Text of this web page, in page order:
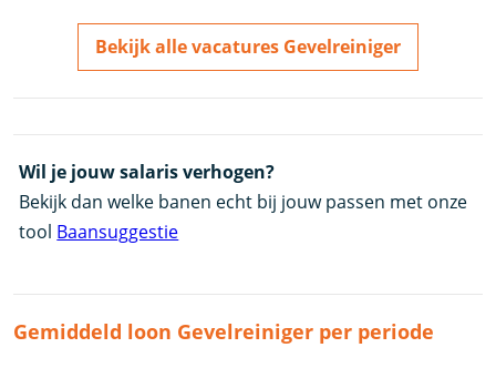
Bekijk alle vacatures Gevelreiniger
Wil je jouw salaris verhogen?
Bekijk dan welke banen echt bij jouw passen met onze
tool Baansuggestie
Gemiddeld loon Gevelreiniger per periode